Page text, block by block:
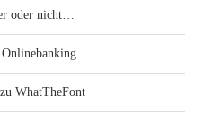
oder nicht…
WhatTheFont